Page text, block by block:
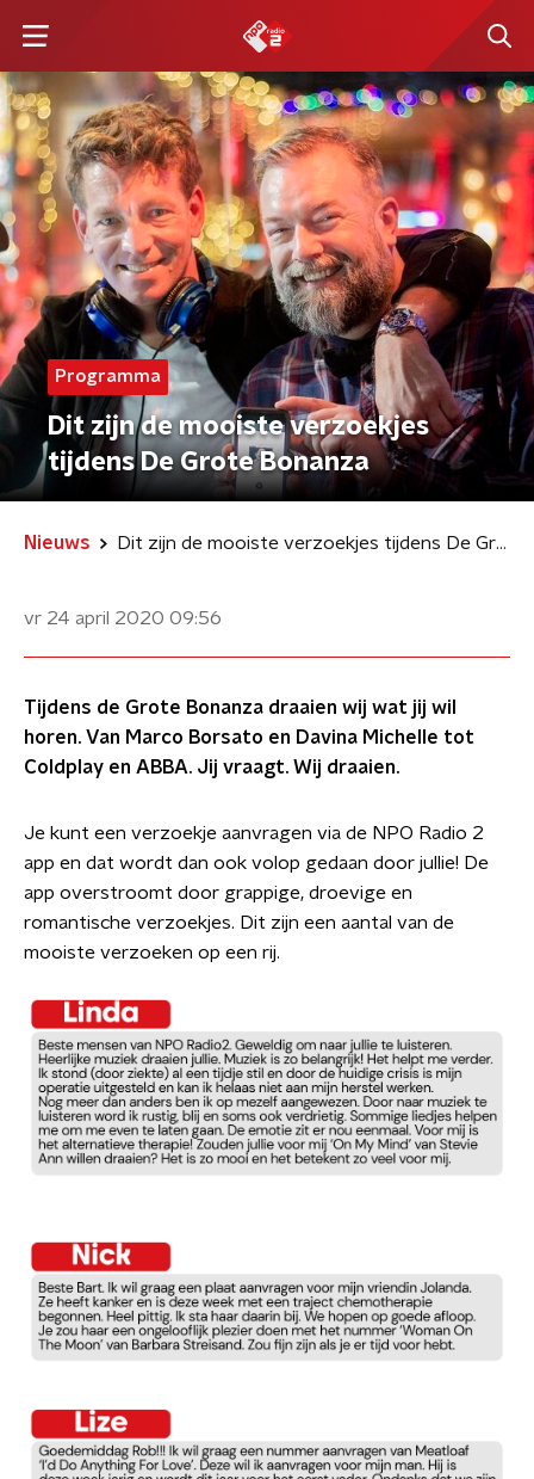
Programma
Dit zijn de mooiste verzoekjes
tijdens De Grote Bonanza
Nieuws Dit zijn de mooiste verzoekjes tijdens De Grote Bonanza
vr 24 april 2020 09:56
Tijdens de Grote Bonanza draaien wij wat jij wil
horen. Van Marco Borsato en Davina Michelle tot
Coldplay en ABBA. Jij vraagt. Wij draaien.
Je kunt een verzoekje aanvragen via de NPO Radio 2
app en dat wordt dan ook volop gedaan door jullie! De
app overstroomt door grappige, droevige en
romantische verzoekjes. Dit zijn een aantal van de
mooiste verzoeken op een rij.